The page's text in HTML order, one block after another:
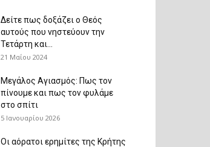
Δείτε πως δοξάζει ο Θεός
αυτούς που νηστεύουν την
Τετάρτη και...
21 Μαΐου 2024
Μεγάλος Αγιασμός: Πως τον
πίνουμε και πως τον φυλάμε
στο σπίτι
5 Ιανουαρίου 2026
Οι αόρατοι ερημίτες της Κρήτης